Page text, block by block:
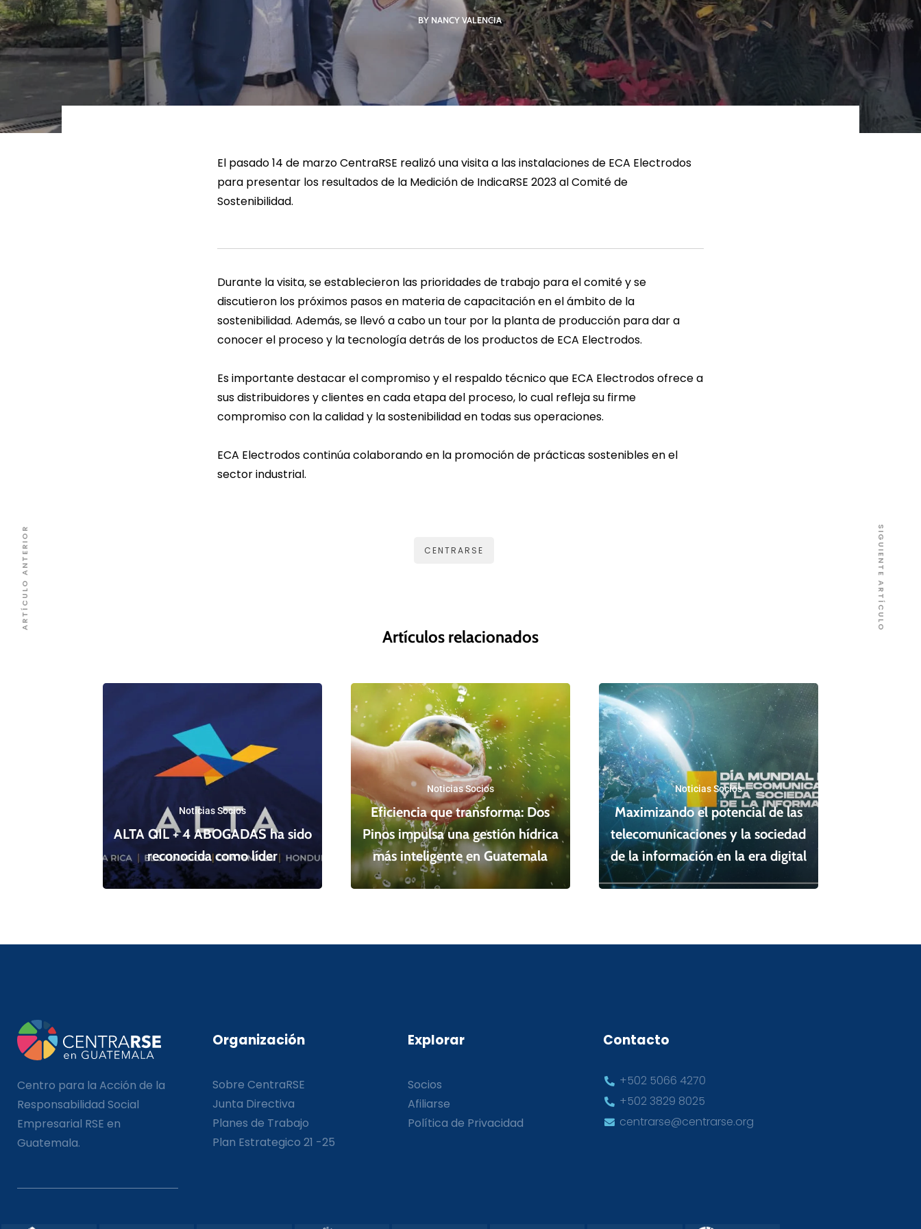
LEER MÁS LEER MÁS LEER MÁS LEER MÁS
BY NANCY VALENCIA
El pasado 14 de marzo CentraRSE realizó una visita a las instalaciones de ECA Electrodos
para presentar los resultados de la Medición de IndicaRSE 2023 al Comité de
Sostenibilidad.
Durante la visita, se establecieron las prioridades de trabajo para el comité y se
discutieron los próximos pasos en materia de capacitación en el ámbito de la
sostenibilidad. Además, se llevó a cabo un tour por la planta de producción para dar a
conocer el proceso y la tecnología detrás de los productos de ECA Electrodos.
Es importante destacar el compromiso y el respaldo técnico que ECA Electrodos ofrece a
sus distribuidores y clientes en cada etapa del proceso, lo cual refleja su firme
compromiso con la calidad y la sostenibilidad en todas sus operaciones.
ECA Electrodos continúa colaborando en la promoción de prácticas sostenibles en el
sector industrial.
CENTRARSE
Artículos relacionados
Noticias Socios
ALTA QIL + 4 ABOGADAS ha sido
reconocida como líder
Noticias Socios
Eficiencia que transforma: Dos
Pinos impulsa una gestión hídrica
más inteligente en Guatemala
Noticias Socios
Maximizando el potencial de las
telecomunicaciones y la sociedad
de la información en la era digital
ARTÍCULO ANTERIOR SIGUIENTE ARTÍCULO
Centro para la Acción de la
Responsabilidad Social
Empresarial RSE en
Guatemala.
Organización
Sobre CentraRSE
Junta Directiva
Planes de Trabajo
Plan Estrategico 21 -25
Explorar
Socios
Afiliarse
Política de Privacidad
Contacto
+502 5066 4270
+502 3829 8025
centrarse@centrarse.org